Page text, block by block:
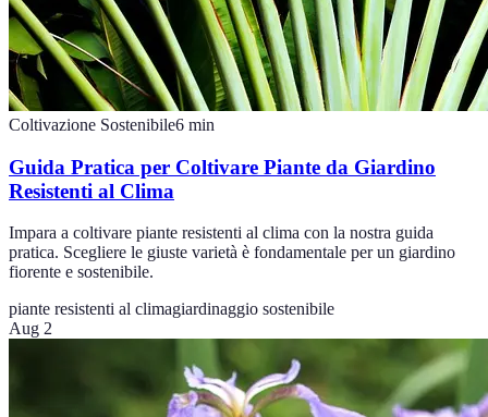
Coltivazione Sostenibile6 min
Guida Pratica per Coltivare Piante da Giardino
Resistenti al Clima
Impara a coltivare piante resistenti al clima con la nostra guida
pratica. Scegliere le giuste varietà è fondamentale per un giardino
fiorente e sostenibile.
piante resistenti al climagiardinaggio sostenibile
Aug 2